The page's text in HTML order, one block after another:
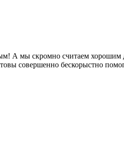
А мы скромно считаем хорошим
совершенно бескорыстно